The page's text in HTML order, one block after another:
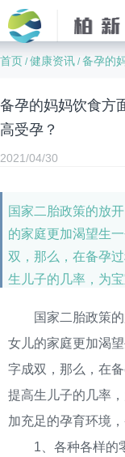
首页 /健康资讯 /备孕的妈
备孕的妈妈饮食方
高受孕？
2021/04/30
国家二胎政策的放
的家庭更加渴望生
双，那么，在备孕
生儿子的几率，为
国家二胎政策的
女儿的家庭更加渴
字成双，那么，在
提高生儿子的几率
加充足的孕育环境
1、各种各样的